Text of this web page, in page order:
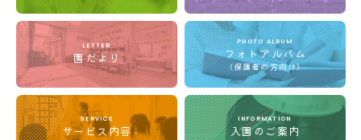
LETTER
園だより
PHOTO ALBUM
フォトアルバム
(保護者の方向け)
SERVICE
サービス内容
INFORMATION
入園のご案内